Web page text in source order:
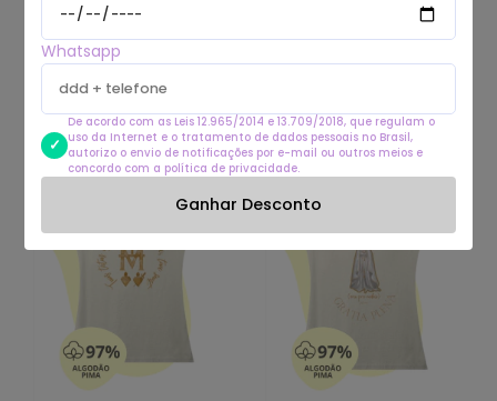
Filtrar
Whatsapp
De acordo com as Leis 12.965/2014 e 13.709/2018, que regulam o
uso da Internet e o tratamento de dados pessoais no Brasil,
autorizo o envio de notificações por e-mail ou outros meios e
concordo com a política de privacidade.
Ganhar Desconto